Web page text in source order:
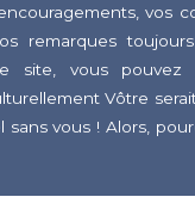
vos
remarques
site, vous pouvez
Vôtre
sans vous ! Alors,